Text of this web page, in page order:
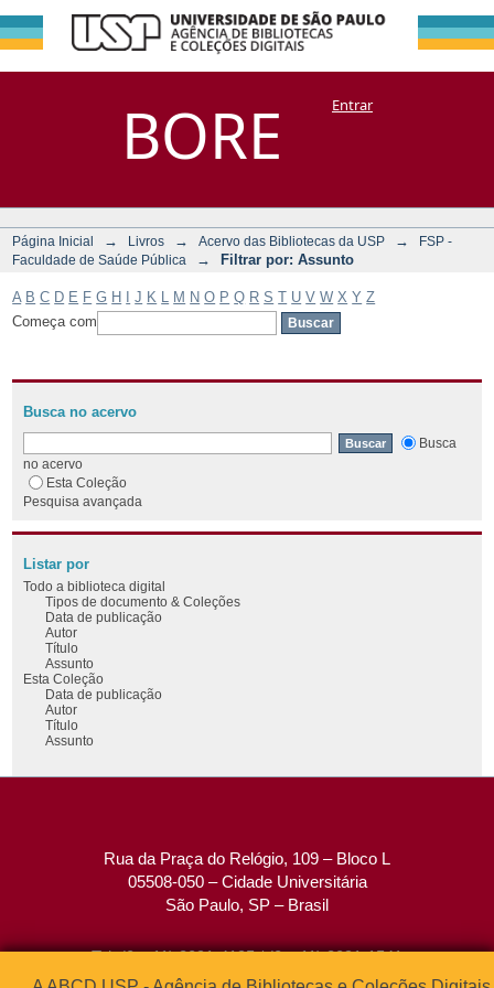
BORE
Filtrar por:
Assunto
DSpace/Manakin + CoriscoEntrar
Página Inicial → Livros → Acervo das Bibliotecas da USP →
FSP -
Faculdade de Saúde Pública
→ Filtrar por: Assunto
A B C D E F G H J K M N O P Q R S T U V W X Y Z
Começa com
Busca no acervo
Busca
no acervo
Esta Coleção
Pesquisa avançada
Listar por
Todo a biblioteca digital
Tipos de documento & Coleções
Data de publicação
Autor
Título
Assunto
Esta Coleção
Data de publicação
Autor
Título
Assunto
Rua da Praça do Relógio, 109 – Bloco L
05508-050 – Cidade Universitária
São Paulo, SP – Brasil
Tel: (0xx11) 3091-4195 / (0xx11) 3091-1541
Fax: (0xx11) 3091-1567